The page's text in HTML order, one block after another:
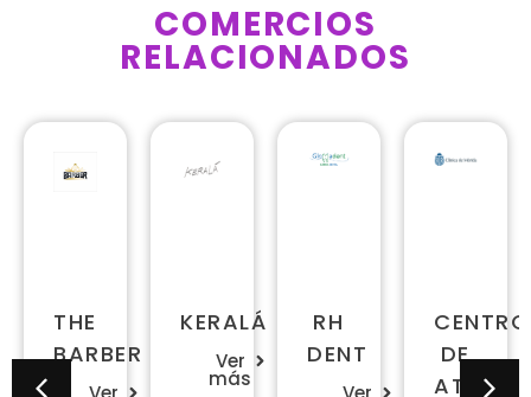
COMERCIOS
RELACIONADOS
THE
BARBER
KERALÁ
Ver
más
RH
DENT
CENTRO
DE